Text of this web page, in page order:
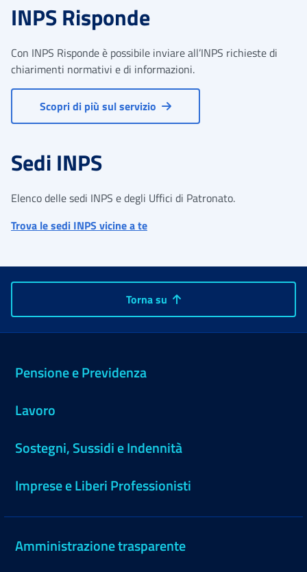
INPS Risponde
Con INPS Risponde è possibile inviare all’INPS richieste di
chiarimenti normativi e di informazioni.
Scopri di più sul servizio
Sedi INPS
Elenco delle sedi INPS e degli Uffici di Patronato.
Trova le sedi INPS vicine a te
Torna su
Pensione e Previdenza
Lavoro
Sostegni, Sussidi e Indennità
Imprese e Liberi Professionisti
Amministrazione trasparente